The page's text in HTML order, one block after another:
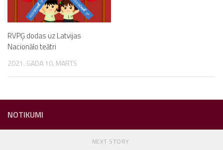
RVPĢ dodas uz Latvijas
Nacionālo teātri
2021. GADA 10. MARTS
NOTIKUMI
NEXT STORY